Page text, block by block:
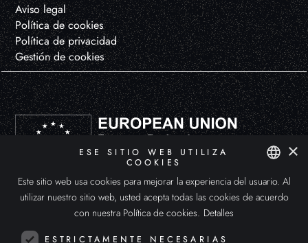
Aviso legal
Política de cookies
Política de privacidad
Gestión de cookies
DEUSENS HYPERXPERIENCE, S.L. ha participado en el Programa de Iniciación a la Exportación ICEX-Next, y ha contado
con el apoyo de ICEX y con la cofinanciación de Fondos europeos FEDER. La finalidad de este apoyo es el desarrollo
internacional de la empresa y de su entorno.
SPANISH
×
ESE SITIO WEB UTILIZA
COOKIES
Este sitio web usa cookies para mejorar la experiencia del usuario. Al
utilizar nuestro sitio web, usted acepta todas las cookies de acuerdo
con nuestra Política de cookies. Detalles
ESTRICTAMENTE NECESARIAS